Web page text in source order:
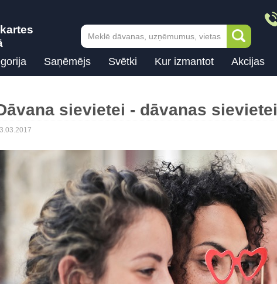
Saņēmējs Svētki Kur izmantot Akcijas
sievietei - dāvanas sievietei